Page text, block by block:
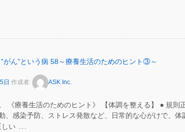
‟がん”という病 58～療養生活のためのヒント③～
日 作成者: ASK Inc.
《療養生活のためのヒント》 【体調を整える】 ● 規則
、感染予防、ストレス発散など、日常的な心がけで、
い …